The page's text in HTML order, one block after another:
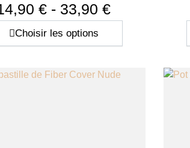
€ - 33,90 €
Choisir les options